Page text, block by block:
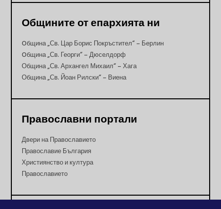
Общините от епархията ни
Oбщина „Св. Цар Борис Покръстител“ – Берлин
Oбщина „Св. Георги“ – Дюселдорф
Община „Св. Архангел Михаил“ – Хага
Община „Св. Йоан Рилски“ – Виена
Православни портали
Двери на Православието
Православие България
Християнство и култура
Православието